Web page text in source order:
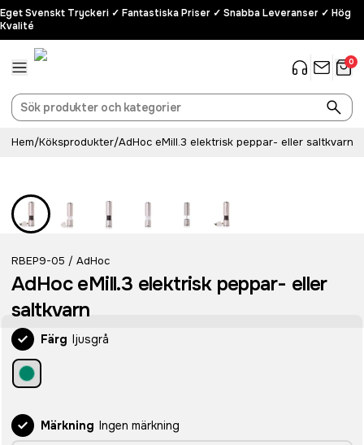
Eget Svenskt Tryckeri ✓ Fantastiska Priser ✓ Snabba Leveranser ✓ Hög
Kvalité
0
Hem/Köksprodukter/AdHoc eMill.3 elektrisk peppar- eller saltkvarn
RBEP9-05 / AdHoc
AdHoc eMill.3 elektrisk peppar- eller
saltkvarn
Färg ljusgrå
Märkning Ingen märkning